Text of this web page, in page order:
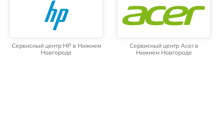
Сервисный центр HP в Нижнем
Новгороде
Сервисный центр Acer в
Нижнем Новгороде